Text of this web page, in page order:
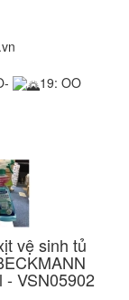
19: OO
vệ sinh tủ
- VSN05902